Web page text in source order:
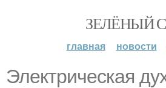
ЗЕЛЁНЫЙ
главная новости
Электрическая